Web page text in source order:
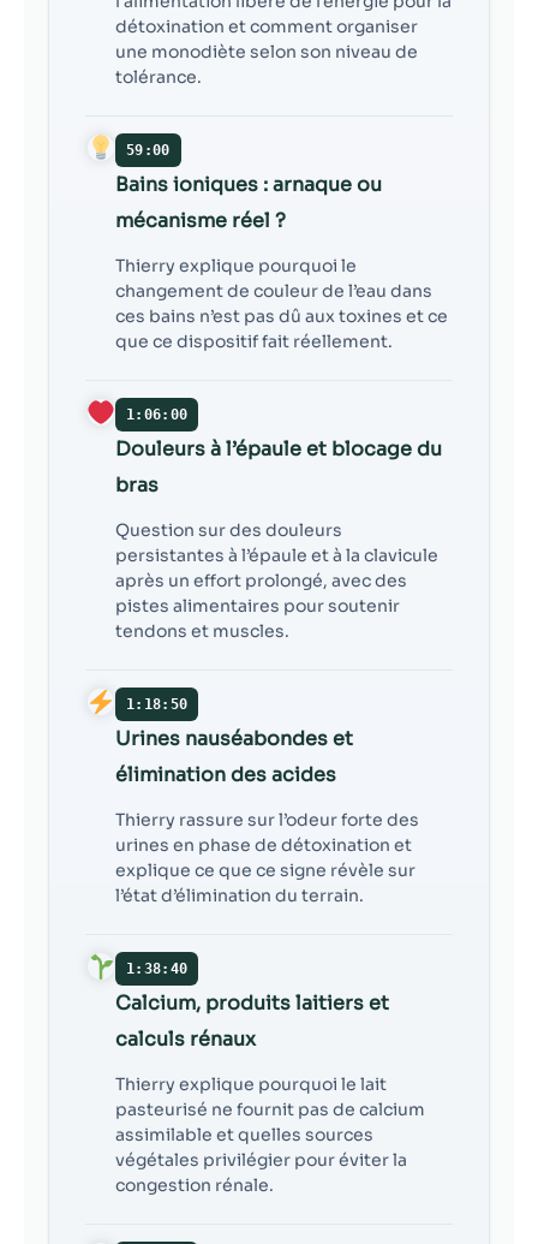
détoxination et comment organiser
une monodiète selon son niveau de
tolérance.
59:00
Bains ioniques : arnaque ou
mécanisme réel ?
Thierry explique pourquoi le
changement de couleur de l’eau dans
ces bains n’est pas dû aux toxines et ce
que ce dispositif fait réellement.
1:06:00
Douleurs à l’épaule et blocage du
bras
Question sur des douleurs
persistantes à l’épaule et à la clavicule
après un effort prolongé, avec des
pistes alimentaires pour soutenir
tendons et muscles.
1:18:50
Urines nauséabondes et
élimination des acides
Thierry rassure sur l’odeur forte des
urines en phase de détoxination et
explique ce que ce signe révèle sur
l’état d’élimination du terrain.
1:38:40
Calcium, produits laitiers et
calculs rénaux
Thierry explique pourquoi le lait
pasteurisé ne fournit pas de calcium
assimilable et quelles sources
végétales privilégier pour éviter la
congestion rénale.